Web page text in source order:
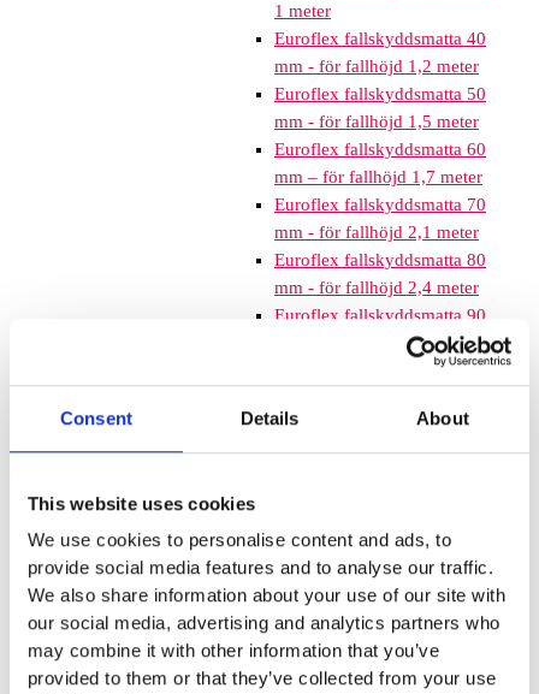
Consent Details About
This website uses cookies
We use cookies to personalise content and ads, to
provide social media features and to analyse our traffic.
We also share information about your use of our site with
our social media, advertising and analytics partners who
may combine it with other information that you’ve
provided to them or that they’ve collected from your use
1 meter
Euroflex fallskyddsmatta 40
mm - för fallhöjd 1,2 meter
Euroflex fallskyddsmatta 50
mm - för fallhöjd 1,5 meter
Euroflex fallskyddsmatta 60
mm – för fallhöjd 1,7 meter
Euroflex fallskyddsmatta 70
mm - för fallhöjd 2,1 meter
Euroflex fallskyddsmatta 80
mm - för fallhöjd 2,4 meter
Euroflex fallskyddsmatta 90
mm soft - för fallhöjd 3,0
mm – fallhöjd upp till 1,5 m
Nordic rubber safe tiles 55
mm – fallhöjd upp till 2,5 m
Euroflex - övriga produkter
Euroflex - kantskydd
Euroflex hel & halvkulor /
stenar / diamonds
Euroflex kub / kub EPDM